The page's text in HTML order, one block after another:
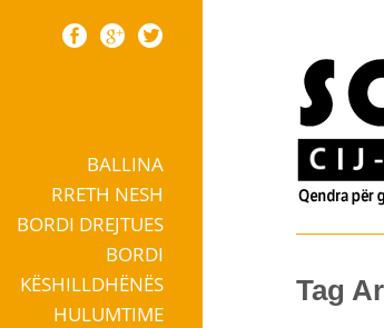
Skip to contentBALLINA
RRETH NESH
BORDI DREJTUES
BORDI
KËSHILLDHËNËS
HULUMTIME
Tag